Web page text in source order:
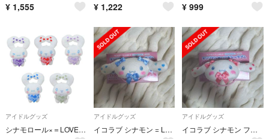
¥ 1,555 ¥ 1,222 ¥ 999
アイドルグッズ
シナモロール×＝LOVE マスコット いっぱいハートVol.2 イコラブ
アイドルグッズ
イコラブ シナモン = LOVE ファミマ シナモロールヘアゴム 音嶋莉沙
アイドルグッズ
イコラブ シナモン ファミマ =LOVE シナモロール ヘアゴム 齋藤樹愛羅